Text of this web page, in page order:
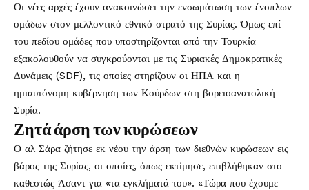
Οι νέες αρχές έχουν ανακοινώσει την ενσωμάτωση των ένοπλων
ομάδων στον μελλοντικό εθνικό στρατό της Συρίας. Όμως επί
του πεδίου ομάδες που υποστηρίζονται από την Τουρκία
εξακολουθούν να συγκρούονται με τις Συριακές Δημοκρατικές
Δυνάμεις (SDF), τις οποίες στηρίζουν οι ΗΠΑ και η
ημιαυτόνομη κυβέρνηση των Κούρδων στη βορειοανατολική
Συρία.
Ζητά άρση των κυρώσεων
Ο αλ Σάρα ζήτησε εκ νέου την άρση των διεθνών κυρώσεων εις
βάρος της Συρίας, οι οποίες, όπως εκτίμησε, επιβλήθηκαν στο
καθεστώς Άσαντ για «τα εγκλήματά του». «Τώρα που έχουμε